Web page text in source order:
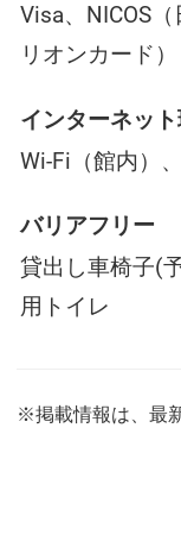
Visa、NICOS（
リオンカード）
インターネッ
Wi-Fi（館内）
バリアフリー
貸出し車椅子(
用トイレ
※掲載情報は、最